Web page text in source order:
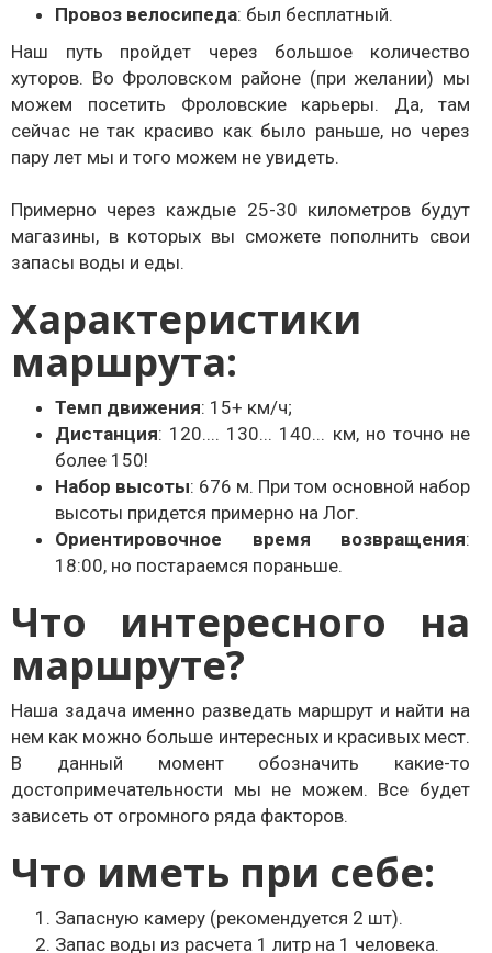
Провоз велосипеда: был бесплатный.
Наш путь пройдет через большое количество
хуторов. Во Фроловском районе (при желании) мы
можем посетить Фроловские карьеры. Да, там
сейчас не так красиво как было раньше, но через
пару лет мы и того можем не увидеть.
Примерно через каждые 25-30 километров будут
магазины, в которых вы сможете пополнить свои
запасы воды и еды.
Характеристики
маршрута:
Темп движения: 15+ км/ч;
Дистанция: 120.... 130... 140... км, но точно не
более 150!
Набор высоты: 676 м. При том основной набор
высоты придется примерно на Лог.
Ориентировочное время возвращения:
18:00, но постараемся пораньше.
Что интересного на
маршруте?
Наша задача именно разведать маршрут и найти на
нем как можно больше интересных и красивых мест.
В данный момент обозначить какие-то
достопримечательности мы не можем. Все будет
зависеть от огромного ряда факторов.
Что иметь при себе:
Запасную камеру (рекомендуется 2 шт).
Запас воды из расчета 1 литр на 1 человека.